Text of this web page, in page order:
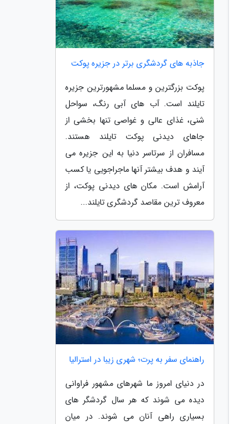
جاذبه های گردشگری برتر در جزیره پوکت
پوکت بزرگترین و مسلما مشهورترین جزیره
تایلند است. آب های آبی رنگ، سواحل
شنی، غذای عالی و غواصی تنها بخشی از
جاهای دیدنی پوکت تایلند هستند.
مسافران از سرتاسر دنیا به این جزیره می
آیند و هدف بیشتر آنها ماجراجویی یا کسب
آرامش است. مکان های دیدنی پوکت، از
معروف ترین مقاصد گردشگری تایلند...
راهنمای سفر به پرت؛ شهری زیبا در استرالیا
در دنیای امروز ما شهرهای مشهور فراوانی
دیده می شوند که هر سال گردشگر های
بسیاری راهی آنان می شوند. در میان